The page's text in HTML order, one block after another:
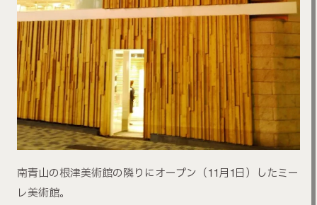
南青山の根津美術館の隣りにオープン（11月1日）したミー
レ美術館。